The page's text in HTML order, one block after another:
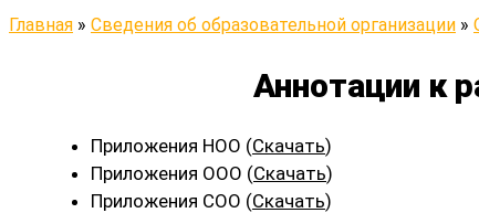
Главная » Сведения об образовательной организации »
Аннотации к
Приложения НОО (Скачать)
Приложения ООО (Скачать)
Приложения СОО (Скачать)